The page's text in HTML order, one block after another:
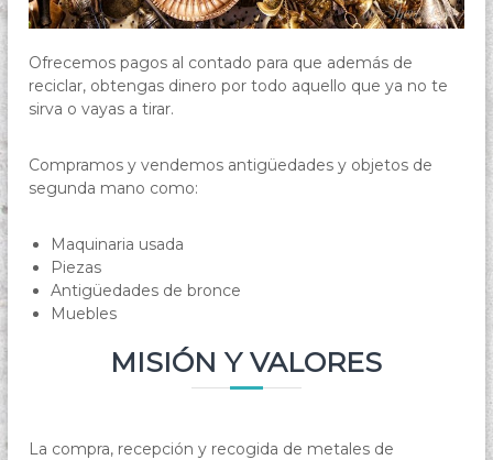
Ofrecemos pagos al contado para que además de
reciclar, obtengas dinero por todo aquello que ya no te
sirva o vayas a tirar.
Compramos y vendemos antigüedades y objetos de
segunda mano como:
Maquinaria usada
Piezas
Antigüedades de bronce
Muebles
MISIÓN Y VALORES
La compra, recepción y recogida de metales de